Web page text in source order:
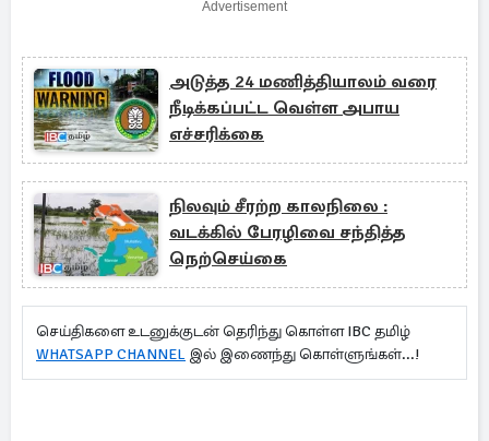
Advertisement
அடுத்த 24 மணித்தியாலம் வரை
நீடிக்கப்பட்ட வெள்ள அபாய
எச்சரிக்கை
நிலவும் சீரற்ற காலநிலை :
வடக்கில் பேரழிவை சந்தித்த
நெற்செய்கை
செய்திகளை உடனுக்குடன் தெரிந்து கொள்ள IBC தமிழ்
WHATSAPP CHANNEL இல் இணைந்து கொள்ளுங்கள்...!